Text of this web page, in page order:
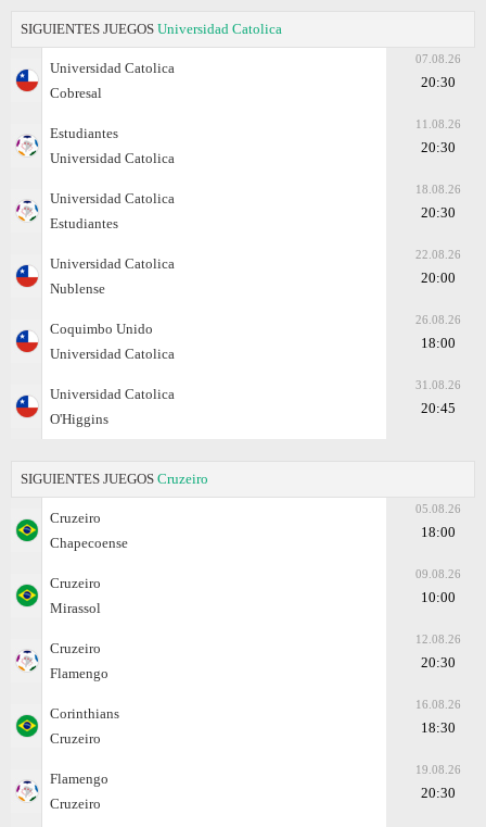
SIGUIENTES JUEGOS Universidad Catolica
Universidad Catolica
Cobresal
07.08.26
20:30
Estudiantes
Universidad Catolica
11.08.26
20:30
Universidad Catolica
Estudiantes
18.08.26
20:30
Universidad Catolica
Nublense
22.08.26
20:00
Coquimbo Unido
Universidad Catolica
26.08.26
18:00
Universidad Catolica
O'Higgins
31.08.26
20:45
SIGUIENTES JUEGOS Cruzeiro
Cruzeiro
Chapecoense
05.08.26
18:00
Cruzeiro
Mirassol
09.08.26
10:00
Cruzeiro
Flamengo
12.08.26
20:30
Corinthians
Cruzeiro
16.08.26
18:30
Flamengo
Cruzeiro
19.08.26
20:30